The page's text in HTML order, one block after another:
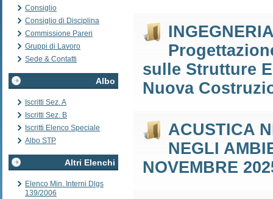
Consiglio
Consiglio di Disciplina
Commissione Pareri
Gruppi di Lavoro
Sede & Contatti
Albo
Iscritti Sez. A
Iscritti Sez. B
Iscritti Elenco Speciale
Albo STP
Altri Elenchi
Elenco Min. Interni Dlgs
139/2006
sulle Strutture
Nuova
ACUSTICA
NEGLI
NOVEMBRE